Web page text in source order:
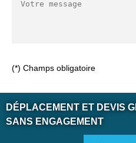
(*) Champs obligatoire
DÉPLACEMENT ET DEVIS
SANS ENGAGEMENT